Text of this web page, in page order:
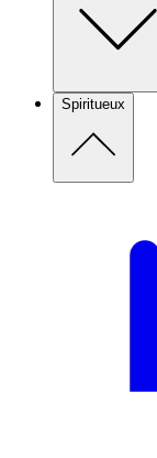
Spiritueux